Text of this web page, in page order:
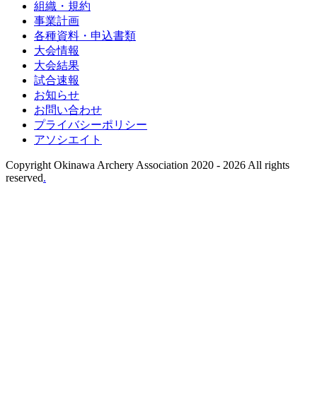
組織・規約
事業計画
各種資料・申込書類
大会情報
大会結果
試合速報
お知らせ
お問い合わせ
プライバシーポリシー
アソシエイト
Copyright Okinawa Archery Association 2020 - 2026 All rights
reserved.